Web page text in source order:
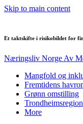
Skip to main content
Et taktskifte i risikobildet for
Næringsliv Norge Av
Mangfold og
Fremtidens
Grønn omstilling
More